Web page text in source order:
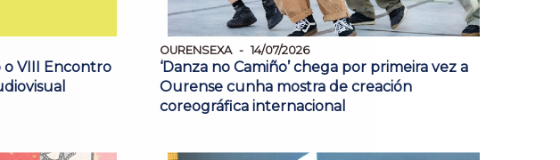
VIII Encontro
OURENSEXA 14/07/2026
‘Danza no Camiño’ chega por primeira vez a
Ourense cunha mostra de creación
coreográfica internacional